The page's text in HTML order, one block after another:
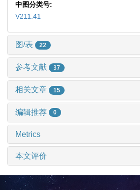
中图分类号:
V211.41
图/表 22
参考文献 37
相关文章 15
编辑推荐 0
Metrics
本文评价